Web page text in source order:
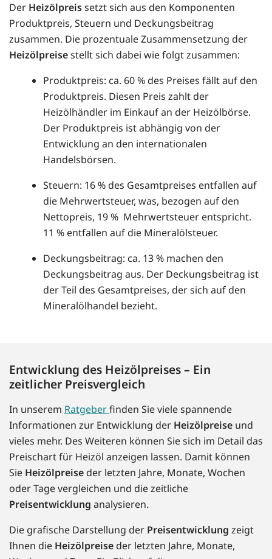
Der Heizölpreissetzt sich aus den Komponenten
Produktpreis, Steuern und Deckungsbeitrag
zusammen. Die prozentuale Zusammensetzung der
Heizölpreisestellt sich dabei wie folgt zusammen:
Produktpreis: ca. 60 % des Preises fällt auf den
Produktpreis. Diesen Preis zahlt der
Heizölhändler im Einkauf an der Heizölbörse.
Der Produktpreis ist abhängig von der
Entwicklung an den internationalen
Handelsbörsen.
Steuern: 16 % des Gesamtpreises entfallen auf
die Mehrwertsteuer, was, bezogen auf den
Nettopreis, 19 % Mehrwertsteuer entspricht.
11 % entfallen auf die Mineralölsteuer.
Deckungsbeitrag: ca. 13 % machen den
Deckungsbeitrag aus. Der Deckungsbeitrag ist
der Teil des Gesamtpreises, der sich auf den
Mineralölhandel bezieht.
Entwicklung des Heizölpreises – Ein
zeitlicher Preisvergleich
In unserem Ratgeberfinden Sie viele spannende
Informationen zur Entwicklung der Heizölpreise und
vieles mehr. Des Weiteren können Sie sich im Detail das
Preischart für Heizöl anzeigen lassen. Damit können
Sie Heizölpreise der letzten Jahre, Monate, Wochen
oder Tage vergleichen und die zeitliche
Preisentwicklung analysieren.
Die grafische Darstellung der Preisentwicklung zeigt
Ihnen die Heizölpreise der letzten Jahre, Monate,